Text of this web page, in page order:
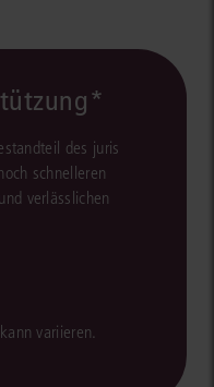
des juris
schnelleren
verlässlichen
variieren.